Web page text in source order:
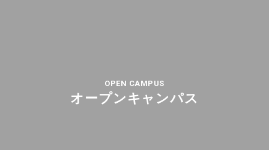
OPEN CAMPUS
オープンキャンパス